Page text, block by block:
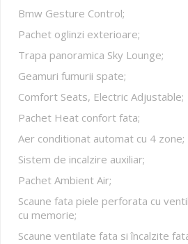
Bmw Gesture Control;
Pachet oglinzi exterioare;
Trapa panoramica Sky Lounge;
Geamuri fumurii spate;
Comfort Seats, Electric Adjustable;
Pachet Heat confort fata;
Aer conditionat automat cu 4 zone;
Sistem de incalzire auxiliar;
Pachet Ambient Air;
Scaune fata piele perforata cu
cu memorie;
Scaune ventilate fata si încalzite